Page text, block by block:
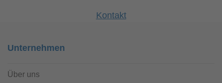
Kontakt
Unternehmen
Über uns